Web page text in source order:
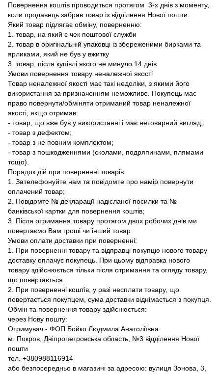
Повернення коштів проводиться протягом 3-х днів з моменту,
коли продавець забрав товар із відділення Нової пошти.
Який товар підлягає обміну, поверненню:
1. товар, на який є чек поштової служби
2. товар в оригінальній упаковці із збереженими бирками та
ярликами, який не був у вжитку
3. товар, після купівлі якого не минуло 14 днів
Умови повернення товару неналежної якості
Товар неналежної якості має такі недоліки, з якими його
використання за призначенням неможливе. Покупець має
право повернути/обміняти отриманий товар неналежної
якості, якщо отримав:
- товар, що вже був у використанні і має нетоварний вигляд;
- товар з дефектом;
- товар з не повним комплектом;
- товар з пошкодженнями (сколами, подряпинами, плямами
тощо).
Порядок дій при поверненні товарів:
1. Зателефонуйте нам та повідомте про намір повернути
оплачений товар;
2. Повідомте № декларації надісланої посилки та №
банківської картки для повернення коштів;
3. Після отримання товару протягом двох робочих днів ми
повертаємо Вам гроші чи інший товар
Умови оплати доставки при поверненні:
1. При поверненні товару та відправці покупцю нового товару
доставку оплачує покупець. При цьому відправка нового
товару здійснюється тільки після отримання та огляду товару,
що повертається.
2. При поверненні коштів, у разі несплати товару, що
повертається покупцем, сума доставки віднімається з покупця.
Обмін та повернення товару здійснюється:
через Нову пошту:
Отримувач - ФОП Бойко Людмила Анатоліївна
м. Покров, Дніпропетровська область, №3 відділення Нової
пошти
тел. +380988116914
або безпосередньо в магазині за адресою: вулиця Зонова, 3,